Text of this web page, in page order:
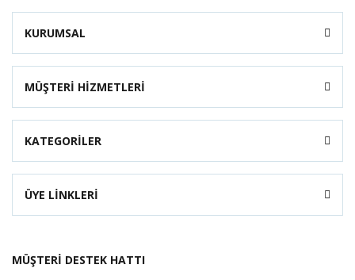
KURUMSAL
MÜŞTERİ HİZMETLERİ
KATEGORİLER
ÜYE LİNKLERİ
MÜŞTERİ DESTEK HATTI